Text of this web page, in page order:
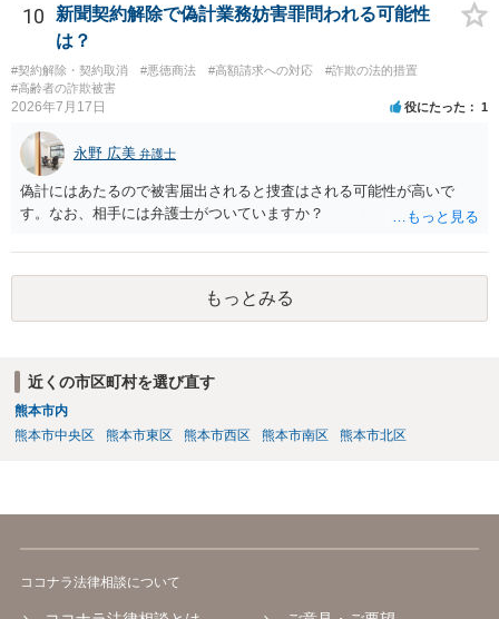
て、契約不適合責任を理由に契約を解除してれば、 原状回復義務とし
て、相談者さんは、商品の返品義務を負うことになります。 ただし、
訴訟上何等かの形で、返品義務の有無が争われ争点化していたが、 結
論として、返品義務が存在しないというような判断が判決理由中で下
されていれば、 相手は返品請求を再度主張できない可能性はあります
10
新聞契約解除で偽計業務妨害罪問われる可能性
は？
#契約解除・契約取消 #悪徳商法 #高額請求への対応
#詐欺の法的措置
#高齢者の詐欺被害
2026年7月17日 役にたった 1
永野 広美 弁護士
偽計にはあたるので被害届出されると捜査はされる可能性が高いで
す。なお、相手には弁護士がついていますか？
もっとみる
近くの市区町村を選び直す
熊本市内
熊本市中央区
熊本市東区 熊本市西区 熊本市南区 熊本市北区
ココナラ法律相談について